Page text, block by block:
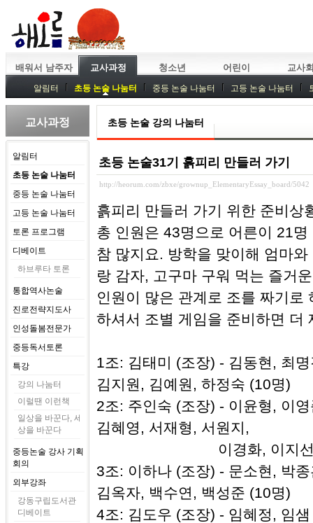
배워서 남주자 교사과정 청소년 어린이 교사
알림터 초등 논술 나눔터 중등 논술 나눔터 고등 논술 나눔터
중등독서토론
특강 중등논술 강사 기획회의 외부강좌
교사과정
알림터
초등 논술 나눔터
중등 논술 나눔터
고등 논술 나눔터
토론 프로그램
디베이트
하브루타 토론
통합역사논술
진로전략지도사
인성돌봄전문가
중등독서토론
특강
강의 나눔터
이럴땐 이런책
일상을 바꾼다, 세
상을 바꾼다
중등논술 강사 기획
회의
외부강좌
강동구립도서관
디베이트
초등 논술 강의 나눔터
초등 논술31기 흙피리 만들러 가기
http://heorum.com/zbxe/grownup_ElementaryEssay_board/5042
흙피리 만들러 가기 위한 준비상
총 인원은 43명으로 어른이 21
참 많지요. 방학을 맞이해 엄마
랑 감자, 고구마 구워 먹는 즐거
인원이 많은 관계로 조를 짜기로
하셔서 조별 게임을 준비하면 더
1조: 김태미 (조장) - 김동현, 최
김지원, 김예원, 하정숙 (10명)
2조: 주인숙 (조장) - 이윤형, 이
김혜영, 서재형, 서원지,
이경화, 이지선, 이창
3조: 이하나 (조장) - 문소현, 박
김옥자, 백수연, 백성준 (10명)
4조: 김도우 (조장) - 임혜정, 임